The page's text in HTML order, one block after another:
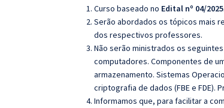
Curso baseado no Edital nº 04/2025
Serão abordados os tópicos mais
dos respectivos professores.
Não serão ministrados os
computadores. Componentes de
armazenamento. Sistemas
criptografia de dados (FBE e FDE).
Informamos que, para facilitar a